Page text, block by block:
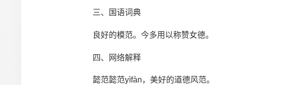
三、国语词典
良好的模范。今多用以称赞女德。
四、网络解释
懿范懿范yìfàn，美好的道德风范。